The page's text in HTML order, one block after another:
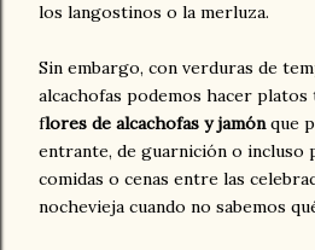
los langostinos o la merluza.
Sin embargo, con verduras de
alcachofas podemos hacer
flores de alcachofas y jamónque
entrante, de guarnición o incluso
comidas o cenas entre las
nochevieja cuando no sabemos